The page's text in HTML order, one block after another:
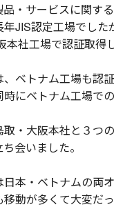
・サービスに関す
JIS認定工場でした
本社工場で認証取得
ベトナム工場も認
にベトナム工場で
取・大阪本社と３つ
会いました。
本・ベトナムの両
動が多くて大変だ